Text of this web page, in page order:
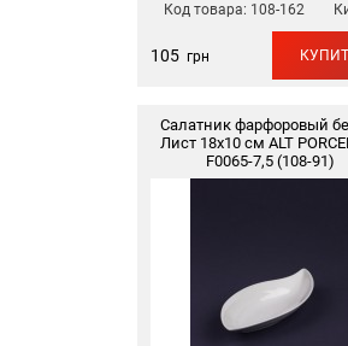
Код товара: 108-162
105грн
Салатник фарфоровый
Лист 18х10 см ALT
F0065-7,5 (108-91)